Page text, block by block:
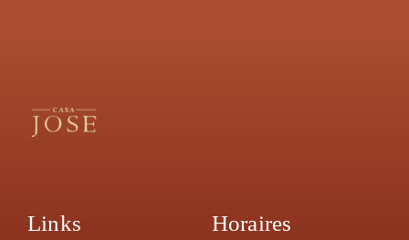
Links
Horaires